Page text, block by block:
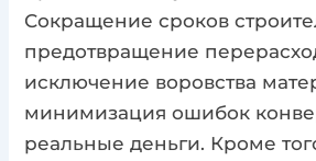
Сокращение сроков
предотвращение
исключение воровства
минимизация ошибок
реальные деньги. Кроме